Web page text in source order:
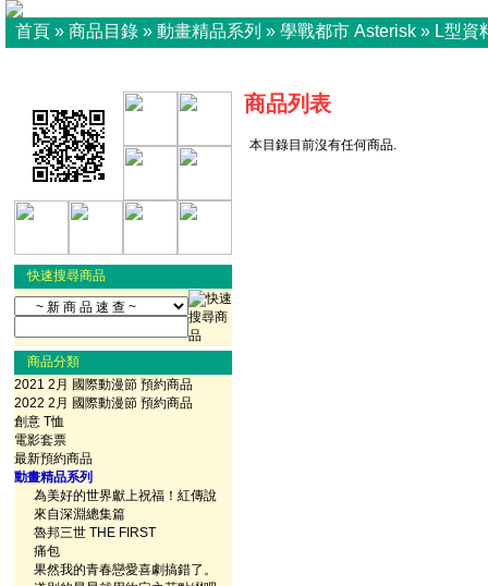
首頁 » 商品目錄 » 動畫精品系列 » 學戰都市 Asterisk » L型資
快速搜尋商品
商品分類
2021 2月 國際動漫節 預約商品
2022 2月 國際動漫節 預約商品
創意 T恤
電影套票
最新預約商品
動畫精品系列
為美好的世界獻上祝福！紅傳說
來自深淵總集篇
魯邦三世 THE FIRST
痛包
果然我的青春戀愛喜劇搞錯了。
商品列表
本目錄目前沒有任何商品.